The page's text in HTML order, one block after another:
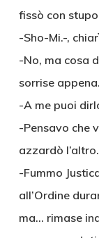
fissò con
-Sho-Mi.-,
-No, ma cosa
sorrise appena.
-A me puoi
-Pensavo che
azzardò l’altro.
-Fummo
all’Ordine
ma… rimase